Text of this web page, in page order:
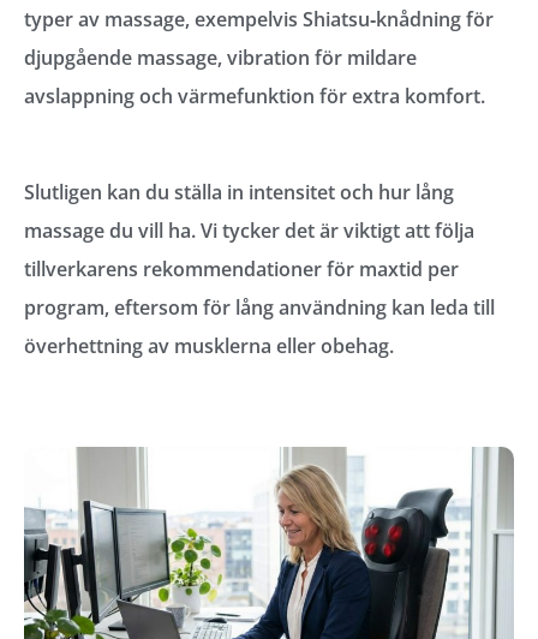
typer av massage, exempelvis Shiatsu‑knådning för
djupgående massage, vibration för mildare
avslappning och värmefunktion för extra komfort.
Slutligen kan du ställa in intensitet och hur lång
massage du vill ha. Vi tycker det är viktigt att följa
tillverkarens rekommendationer för maxtid per
program, eftersom för lång användning kan leda till
överhettning av musklerna eller obehag.